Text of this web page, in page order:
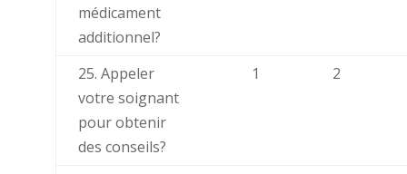
médicament
additionnel?
25. Appeler
votre soignant
pour obtenir
des conseils?
1 2